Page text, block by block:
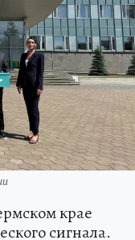
крае
сигнала.